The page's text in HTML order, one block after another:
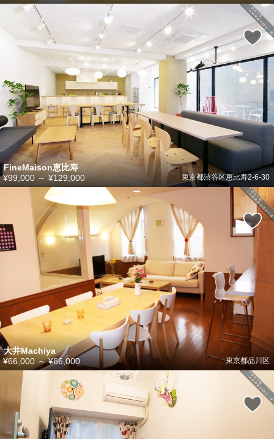
FineMaison恵比寿
東京都渋谷区恵比寿2-6-30
¥99,000～ ¥129,000
大井Machiya
東京都品川区
¥66,000～¥66,000